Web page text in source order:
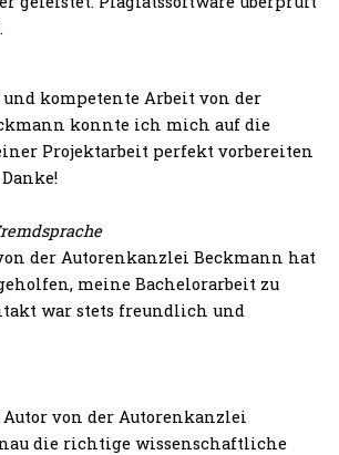
kompetente Arbeit von der
konnte ich mich auf die
Projektarbeit perfekt vorbereiten
der Autorenkanzlei Beckmann hat
meine Bachelorarbeit zu
war stets freundlich und
von der Autorenkanzlei
die richtige wissenschaftliche